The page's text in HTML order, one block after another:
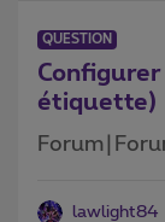
QUESTION
étiquette)
lawlight84